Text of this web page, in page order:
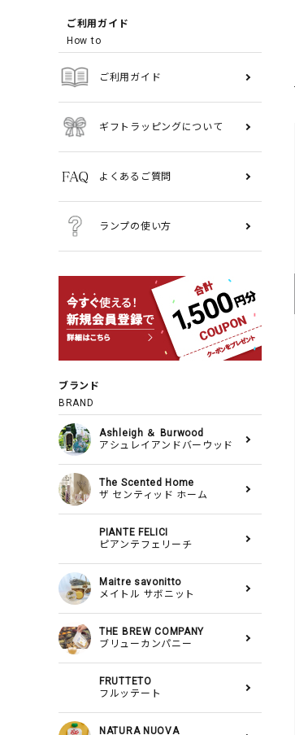
ご利用ガイド
How to
ご利用ガイド
ギフトラッピングについて
よくあるご質問
ランプの使い方
ブランド
BRAND
Ashleigh ＆ Burwood
アシュレイアンドバーウッド
The Scented Home
ザ センティッド ホーム
PIANTE FELICI
ピアンテフェリーチ
Maitre savonitto
メイトル サボニット
THE BREW COMPANY
ブリューカンパニー
FRUTTETO
フルッテート
NATURA NUOVA